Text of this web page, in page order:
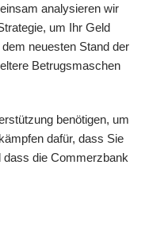
analysieren wir
um Ihr Geld
neuesten Stand der
Betrugsmaschen
benötigen, um
dafür, dass Sie
dass die Commerzbank